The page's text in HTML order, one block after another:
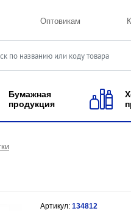
Оптовикам
Бумажная
продукция
Артикул: 134812